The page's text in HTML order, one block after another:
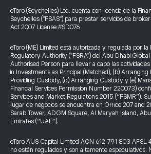
eToro (Seychelles) Ltd. cuenta con licencia de la
Seychelles ("FSAS") para prestar servicios de
Act 2007 License #SD076
eToro (ME) Limited está autorizada y regulada por la
Regulatory Authority ("FSRA") del Abu Dhabi
Authorised Person para llevar a cabo las
in Investments as Principal (Matched), (b)
Providing Custody, (d) Arranging Custody y (e)
Financial Services Permission Number 220073)
Services and Market Regulations 2015 (“FSMR”).
lugar de negocios se encuentra en Office 207 and
Sarab Tower, ADGM Square, Al Maryah Island,
Emirates (“UAE”).
eToro AUS Capital Limited ACN 612 791 803 AFSL
no están regulados y son altamente especulativos.